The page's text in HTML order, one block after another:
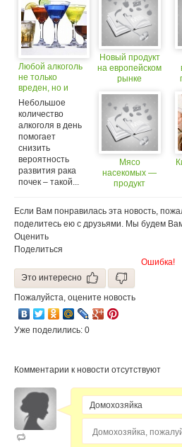
Любой алкоголь
не только
вреден, но и
полезен
Небольшое
количество
алкоголя в день
помогает
снизить
вероятность
развития рака
почек – такой...
Новый продукт
на европейском
рынке
Мясо
насекомых —
продукт
Если Вам понравилась эта новость,
поделитесь ею с друзьями. Мы будем
Оценить
Поделиться
Ошибка!
Это интересно
Пожалуйста, оцените новость
Уже поделились: 0
Комментарии к новости отсутствуют